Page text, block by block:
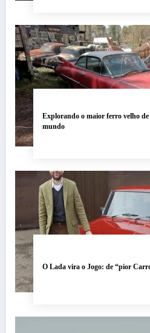
Explorando o maior ferro velho de
mundo
O Lada vira o Jogo: de “pior